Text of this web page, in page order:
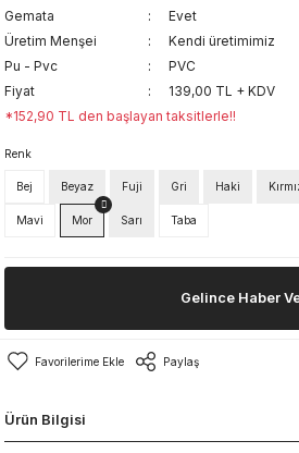
Gemata
Evet
Üretim Menşei
Kendi üretimimiz
Pu - Pvc
PVC
Fiyat
139,00 TL + KDV
*152,90 TL den başlayan taksitlerle!!
Renk
Bej Beyaz Fuji Gri Haki
Mavi Mor Sarı Taba
Gelince Haber
Paylaş
Ürün Bilgisi